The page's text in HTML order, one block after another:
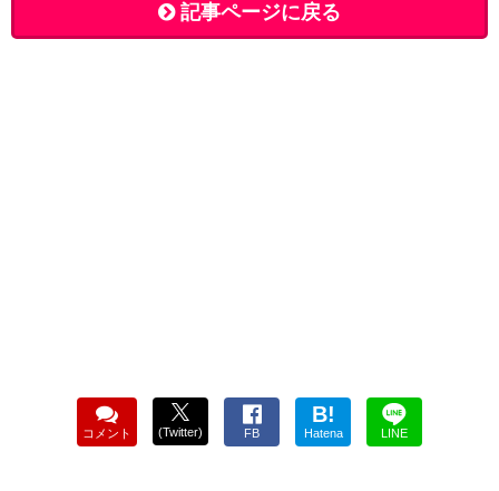
記事ページに戻る
コメント (Twitter) FB
B!
Hatena LINE